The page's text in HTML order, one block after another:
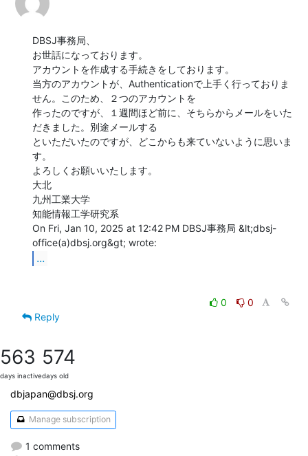
DBSJ事務局、
お世話になっております。
アカウントを作成する手続きをしております。
当方のアカウントが、Authenticationで上手く行っておりま
せん。このため、２つのアカウントを
作ったのですが、１週間ほど前に、そちらからメールをいた
だきました。別途メールする
といただいたのですが、どこからも来ていないように思いま
す。
よろしくお願いいたします。
大北
九州工業大学
知能情報工学研究系
On Fri, Jan 10, 2025 at 12:42 PM DBSJ事務局 &lt;dbsj-
...
0
0
Reply
563
days inactive
574
days old
dbjapan@dbsj.org
Manage subscription
1 comments